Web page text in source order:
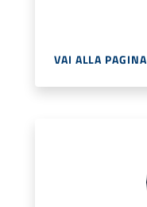
VAI ALLA PAGINA